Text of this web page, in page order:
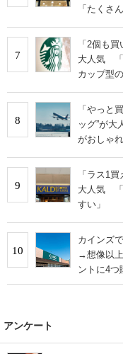
「たくさ
7
「2個も
大人気 「
カップ型
8
「やっと
ッグ”が
がおしゃ
9
「ラス1
大人気 「
すい」
10
カインズ
→想像以
ントに4つ
アンケート